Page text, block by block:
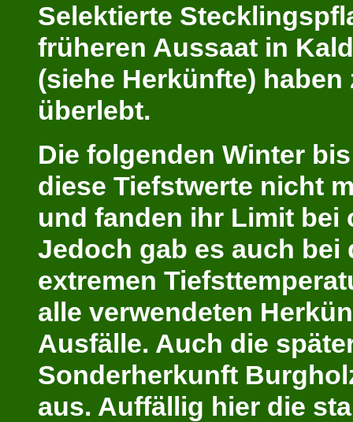
Selektierte
früheren Aussaat in
(siehe Herkünfte) haben
überlebt.
Die folgenden Winter
diese Tiefstwerte nicht
und fanden ihr Limit bei
Jedoch gab es auch bei
extremen
alle verwendeten
Ausfälle. Auch die
Sonderherkunft
aus. Auffällig hier die